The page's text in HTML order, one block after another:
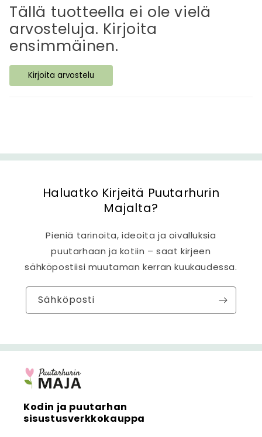
i
s
ä
l
t
ö
Tällä tuotteella ei ole vielä
arvosteluja. Kirjoita
ensimmäinen.
Kirjoita arvostelu
Haluatko Kirjeitä Puutarhurin
Majalta?
Pieniä tarinoita, ideoita ja oivalluksia
puutarhaan ja kotiin – saat kirjeen
sähköpostiisi muutaman kerran kuukaudessa.
Sähköposti
Kodin ja puutarhan
sisustusverkkokauppa